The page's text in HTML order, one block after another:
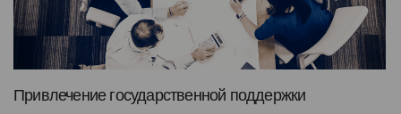
Привлечение государственной поддержки